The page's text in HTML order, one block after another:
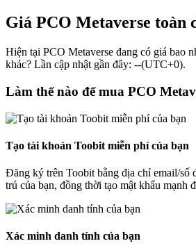
Giá PCO Metaverse toàn
Hiện tại PCO Metaverse đang có giá bao
khác? Lần cập nhật gần đây: --(UTC+0).
Làm thế nào để mua PCO
Tạo tài khoản Toobit miễn phí của bạn
Đăng ký trên Toobit bằng địa chỉ email/số
trú của bạn, đồng thời tạo mật khẩu mạnh
Xác minh danh tính của bạn